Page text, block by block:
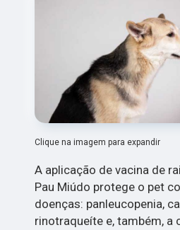
Clique na imagem para expandir
A aplicação de vacina de
Pau Miúdo protege o pet
doenças: panleucopenia,
rinotraqueíte e, também, a